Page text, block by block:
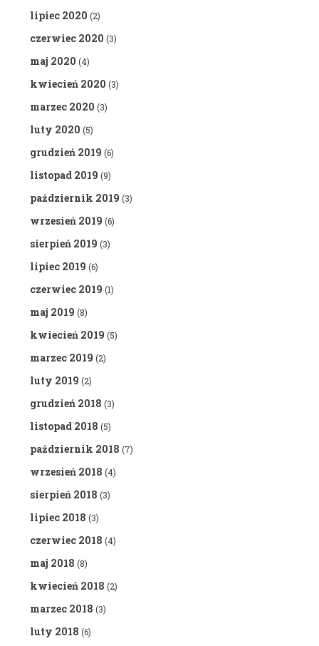
lipiec 2020 (2)
czerwiec 2020 (3)
maj 2020 (4)
kwiecień 2020 (3)
marzec 2020 (3)
luty 2020 (5)
grudzień 2019 (6)
listopad 2019 (9)
październik 2019 (3)
wrzesień 2019 (6)
sierpień 2019 (3)
lipiec 2019 (6)
czerwiec 2019 (1)
maj 2019 (8)
kwiecień 2019 (5)
marzec 2019 (2)
luty 2019 (2)
grudzień 2018 (3)
listopad 2018 (5)
październik 2018 (7)
wrzesień 2018 (4)
sierpień 2018 (3)
lipiec 2018 (3)
czerwiec 2018 (4)
maj 2018 (8)
kwiecień 2018 (2)
marzec 2018 (3)
luty 2018 (6)